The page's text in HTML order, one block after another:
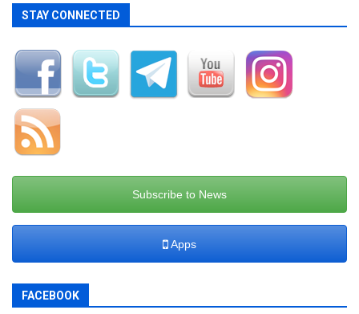
STAY CONNECTED
Subscribe to News
Apps
FACEBOOK